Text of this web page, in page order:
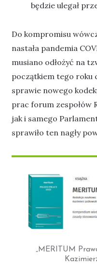
będzie ulegał
Do kompromisu
nastała pandemia
musiano odłożyć na
początkiem tego roku
sprawie nowego
prac forum zespołów
jak i samego
sprawiło ten nagły
„MERITUM